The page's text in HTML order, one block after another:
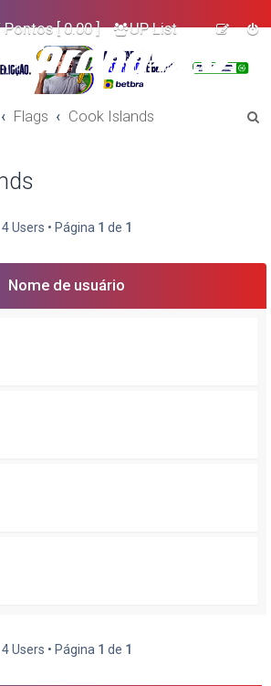
Pontos[ 0.00 ] UP List
Flags Cook Islands
s
4 Users • Página 1 de 1
Nome de usuário
4 Users • Página 1 de 1